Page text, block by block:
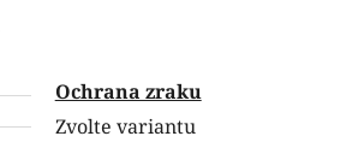
Ochrana zraku
Zvolte variantu